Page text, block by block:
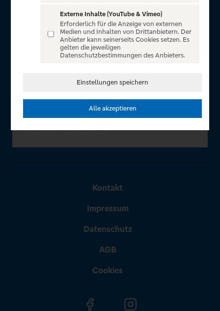
für alle Kunden der Volksbanken Raiffeisenbanken. Auf
unserem einzigartigen Portal finden Sie Tickets für
atemberaubende Konzerte, Musicals und Shows, die
Fußball-Bundesliga sowie die Champions League und die
In Zusammenarbeit mit
Kontakt
Impressum
Datenschutz
AGB
Cookies
Externe Inhalte (YouTube & Vimeo)
Erforderlich für die Anzeige von externen
Medien und Inhalten von Drittanbietern. Der
Anbieter kann seinerseits Cookies setzen. Es
gelten die jeweiligen
Datenschutzbestimmungen des Anbieters.
Einstellungen speichern
Alle akzeptieren